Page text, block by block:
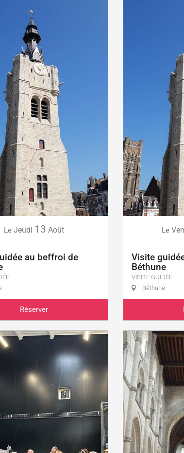
Le Jeudi 13 Août
au beffroi de
Réserver
Le
Visite
Béthune
VISITE GUIDÉE
Béthune